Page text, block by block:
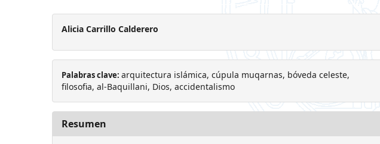
Alicia Carrillo Calderero
Palabras clave: arquitectura islámica, cúpula muqarnas, bóveda celeste,
filosofia, al-Baquillani, Dios, accidentalismo
Resumen